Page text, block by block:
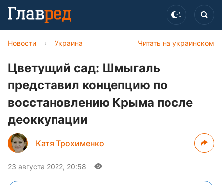
Читать на украинском
Новости › Украина
Цветущий сад: Шмыгаль
представил концепцию по
восстановлению Крыма после
деоккупации
Катя Трохименко
23 августа 2022, 20:58